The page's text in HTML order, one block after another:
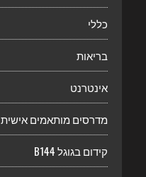
כללי
בריאות
אינטרנט
מדרסים מותאמים אישית
קידום בגוגל B144